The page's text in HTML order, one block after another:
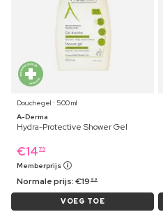
Douchegel ⋅ 500 ml
A-Derma
Hydra-Protective Shower Gel
€14 79
Memberprijs
Normale prijs:€19 99
VOEG TOE